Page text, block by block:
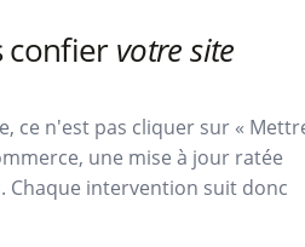
confiervotre site
ce n'est pas cliquer sur «
une mise à jour ratée
Chaque intervention suit donc